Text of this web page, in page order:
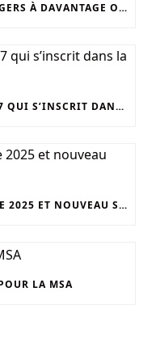
SANTÉ AU TRAVAIL : DES MANAGERS À DAVANTAGE OUTILLER
UN CHARGES ET PRODUITS 2027 QUI S’INSCRIT DANS LA CONTINUITÉ
UNOCAM : RETOUR SUR L’ANNÉE 2025 ET NOUVEAU SECRÉTAIRE GÉNÉRAL
LA MSA